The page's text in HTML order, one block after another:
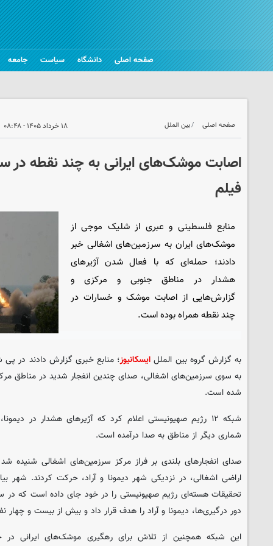
صفحه اصلی دانشگاه سیاست جامعه
صفحه اصلی بین الملل ۱۸ خرداد ۱۴۰۵ - ۰۸:۴۸
اصابت موشک‌های ایرانی به چند نقطه در
فیلم
منابع فلسطینی و عبری از شلیک موجی از
موشک‌های ایران به سرزمین‌های اشغالی خبر
دادند؛ حمله‌ای که با فعال شدن آژیرهای
هشدار در مناطق جنوبی و مرکزی و
گزارش‌هایی از اصابت موشک و خسارات در
چند نقطه همراه بوده است.
به گزارش گروه بین الملل ایسکانیوز؛ منابع خبری گزارش دادند در
به سوی سرزمین‌های اشغالی، صدای چندین انفجار شدید در مناطق
شده است.
شبکه ۱۲ رژیم صهیونیستی اعلام کرد که آژیرهای هشدار در
شماری دیگر از مناطق به صدا درآمده است.
صدای انفجارهای بلندی بر فراز مرکز سرزمین‌های اشغالی
اراضی اشغالی، در نزدیکی شهر دیمونا و آراد، حرکت کردند. شهر
دور درگیری‌ها، دیمونا و آراد را هدف قرار داد و بیش از بیست و چهار
این شبکه همچنین از تلاش برای رهگیری موشک‌های ایرانی در